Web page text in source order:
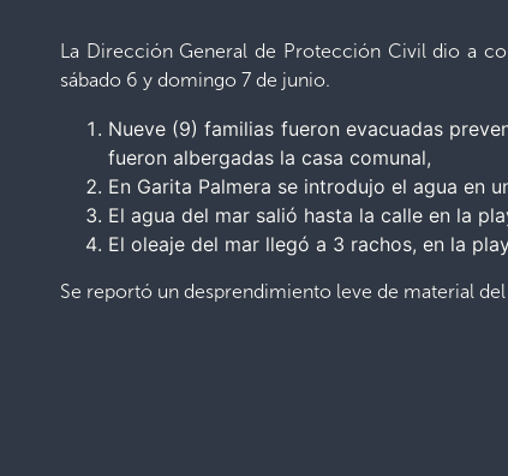
La Dirección General de Protección Civil dio a
sábado 6 y domingo 7 de junio.
Nueve (9) familias fueron evacuadas
fueron albergadas la casa comunal,
En Garita Palmera se introdujo el agua en
El agua del mar salió hasta la calle en la
El oleaje del mar llegó a 3 rachos, en la
Se reportó un desprendimiento leve de material